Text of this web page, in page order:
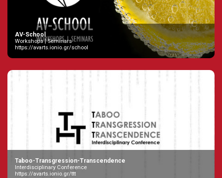
AV-School
Workshops | Seminars
https://avarts.ionio.gr/school
Taboo-Transgression-Transcendence
Interdisciplinary Conference
https://avarts.ionio.gr/ttt